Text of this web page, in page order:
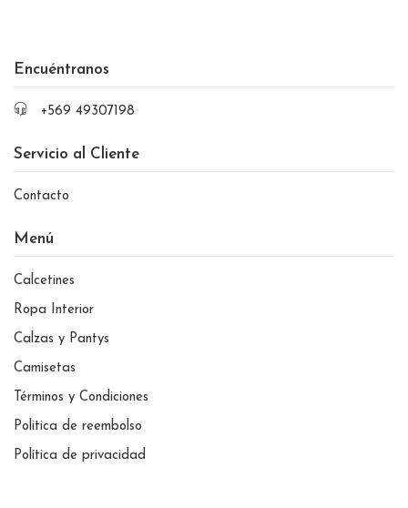
Encuéntranos
+569 49307198
Servicio al Cliente
Contacto
Menú
Calcetines
Ropa Interior
Calzas y Pantys
Camisetas
Términos y Condiciones
Politica de reembolso
Política de privacidad